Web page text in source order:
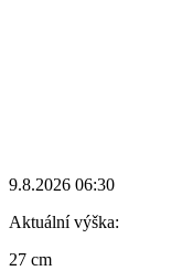
9.8.2026 06:30
Aktuální výška:
27 cm